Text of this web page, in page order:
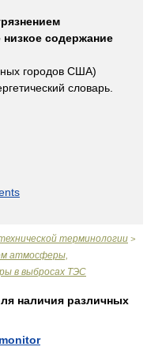
содержание
городов США)
словарь.
терминологии >
атмосферы,
в выбросах ТЭС
наличия различных